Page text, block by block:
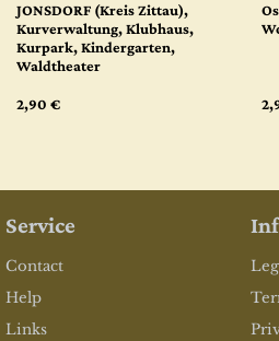
JONSDORF (Kreis Zittau),
Kurverwaltung, Klubhaus,
Kurpark, Kindergarten,
Waldtheater
2,90 €
Service
Contact
Help
Links